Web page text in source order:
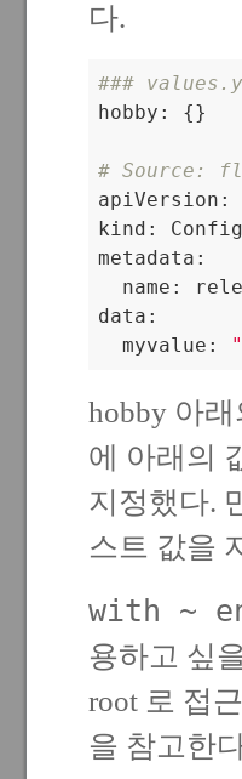
다.
###
hobby: {}
# Source:
apiVersion:
kind:
metadata:
name:
data:
  myvalue:
hobby 아
에 아래의
지정했다.
스트 값을
with ~
용하고 싶
root 로 접
을 참고한